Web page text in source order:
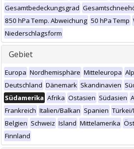
Gesamtbedeckungsgrad
850 hPa Temp. Abweichung 50 hPa Temp
Niederschlagsform
Gebiet
Europa Nordhemisphäre Mitteleuropa
Deutschland Dänemark Skandinavien
Südamerika Afrika Ostasien Südasien
Frankreich Italien/Balkan Spanien
Belgien Schweiz Island Mittelamerika
Finnland